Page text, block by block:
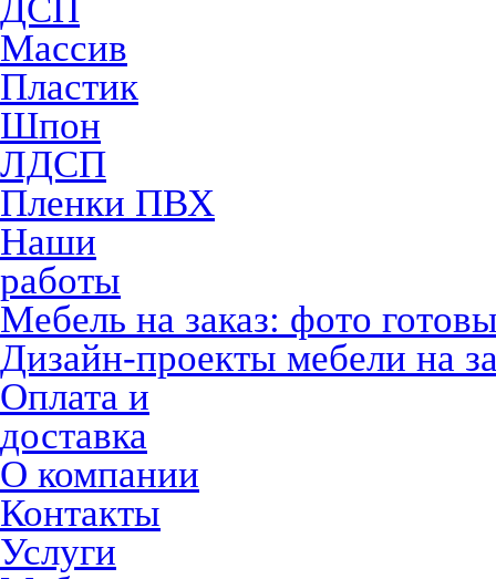
ДСП
Массив
Пластик
Шпон
ЛДСП
Пленки ПВХ
Наши
работы
Мебель на заказ: фото
Дизайн-проекты мебели на
Оплата и
доставка
О компании
Контакты
Услуги